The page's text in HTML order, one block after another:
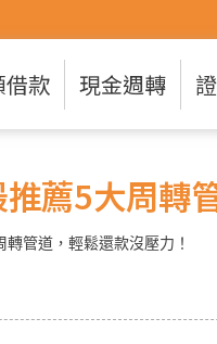
借款 現金週轉
薦5大周轉
管道，輕鬆還款沒壓力！